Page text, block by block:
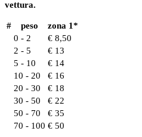
vettura.
# peso
zona 1*
0 - 2
€ 8,50
2 - 5
€ 13
5 - 10
€ 14
10 - 20
€ 16
20 - 30
€ 18
30 - 50
€ 22
50 - 70
€ 35
70 - 100 € 50